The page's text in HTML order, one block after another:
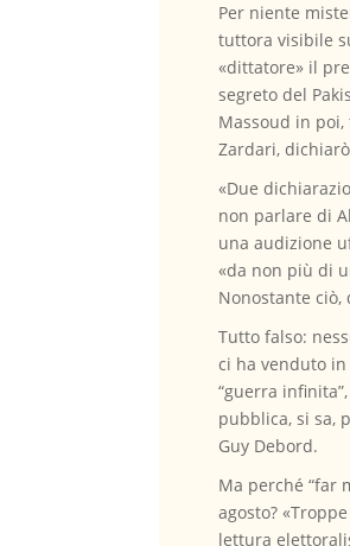
Per niente
tuttora visibile
«dittatore» il
segreto del
Massoud in
Zardari,
«Due
non parlare di
una audizione
«da non più di
Nonostante ciò,
Tutto falso:
ci ha venduto
“guerra
pubblica, si sa,
Guy Debord.
Ma perché “far
agosto?
lettura